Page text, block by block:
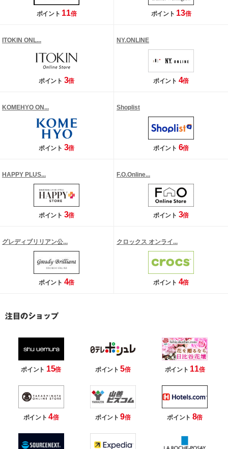
ポイント 11倍 ポイント 13倍
ITOKIN ONL...
ポイント 3倍
NY.ONLINE
ポイント 4倍
KOMEHYO ON...
ポイント 3倍
Shoplist
ポイント 6倍
HAPPY PLUS...
ポイント 3倍
F.O.Online...
ポイント 3倍
グレディブリリアン公...
ポイント 4倍
クロックス オンライ...
ポイント 4倍
ポイント 15倍 ポイント5倍 ポイント 11倍
ポイント4倍 ポイント9倍 ポイント 8倍